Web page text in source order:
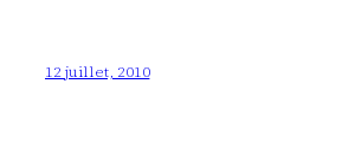
12 juillet, 2010